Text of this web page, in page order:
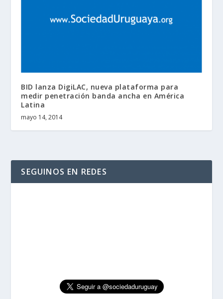
BID lanza DigiLAC, nueva plataforma para
medir penetración banda ancha en América
Latina
mayo 14, 2014
SEGUINOS EN REDES